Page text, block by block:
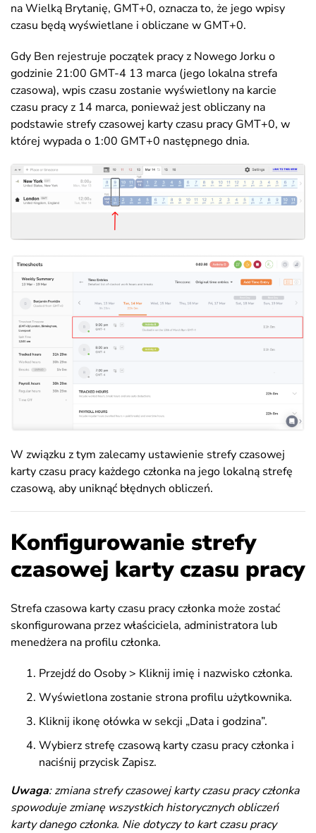
na Wielką Brytanię, GMT+0, oznacza to, że jego wpisy
czasu będą wyświetlane i obliczane w GMT+0.
Gdy Ben rejestruje początek pracy z Nowego Jorku o
godzinie 21:00 GMT-4 13 marca (jego lokalna strefa
czasowa), wpis czasu zostanie wyświetlony na karcie
czasu pracy z 14 marca, ponieważ jest obliczany na
podstawie strefy czasowej karty czasu pracy GMT+0, w
której wypada o 1:00 GMT+0 następnego dnia.
W związku z tym zalecamy ustawienie strefy czasowej
karty czasu pracy każdego członka na jego lokalną strefę
czasową, aby uniknąć błędnych obliczeń.
Konfigurowanie strefy
czasowej karty czasu pracy
Strefa czasowa karty czasu pracy członka może zostać
skonfigurowana przez właściciela, administratora lub
menedżera na profilu członka.
Przejdź do Osoby > Kliknij imię i nazwisko członka.
Wyświetlona zostanie strona profilu użytkownika.
Kliknij ikonę ołówka w sekcji „Data i godzina”.
Wybierz strefę czasową karty czasu pracy członka i
naciśnij przycisk Zapisz.
Uwaga: zmiana strefy czasowej karty czasu pracy członka
spowoduje zmianę wszystkich historycznych obliczeń
karty danego członka. Nie dotyczy to kart czasu pracy